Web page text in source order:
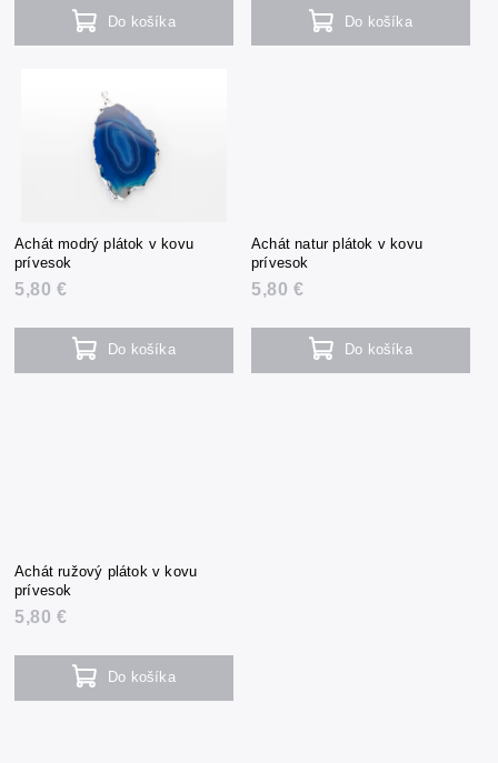
Do košíka Do košíka
Achát modrý plátok v kovu
prívesok
5,80 €
Do košíka
Achát natur plátok v kovu
prívesok
5,80 €
Do košíka
Achát ružový plátok v kovu
prívesok
5,80 €
Do košíka